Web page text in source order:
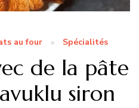
au four Spécialités
de la pâte
siron